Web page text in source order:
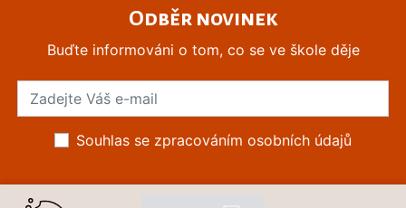
Odběr novinek
Buďte informováni o tom, co se ve škole děje
Souhlas se zpracováním osobních údajů